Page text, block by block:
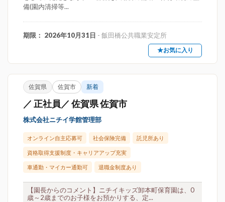
備(園内清掃等...
期限： 2026年10月31日 - 飯田橋公共職業安定所
★お気に入り
佐賀県 佐賀市 新着
／ 正社員／ 佐賀県 佐賀市
株式会社ニチイ学館管理部
オンライン自主応募可 社会保険完備 託児所あり
資格取得支援制度・キャリアアップ充実
車通勤・マイカー通勤可 退職金制度あり
【園長からのコメント】ニチイキッズ卸本町保育園は、0
歳～2歳までのお子様をお預かりする、定...